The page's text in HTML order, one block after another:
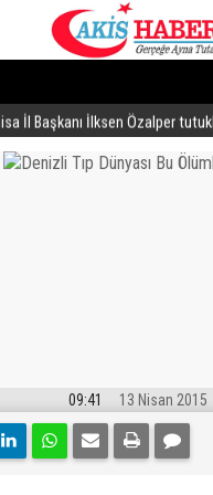
İl Başkanı İlksen Özalper
09:41 13 Nisan 2015